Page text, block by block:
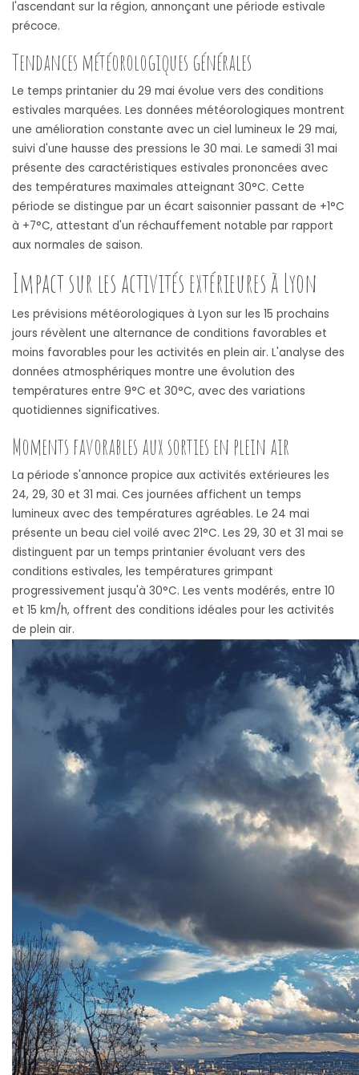
l'ascendant sur la région, annonçant une période estivale
précoce.
Tendances météorologiques générales
Le temps printanier du 29 mai évolue vers des conditions
estivales marquées. Les données météorologiques montrent
une amélioration constante avec un ciel lumineux le 29 mai,
suivi d'une hausse des pressions le 30 mai. Le samedi 31 mai
présente des caractéristiques estivales prononcées avec
des températures maximales atteignant 30°C. Cette
période se distingue par un écart saisonnier passant de +1°C
à +7°C, attestant d'un réchauffement notable par rapport
aux normales de saison.
Impact sur les activités extérieures à Lyon
Les prévisions météorologiques à Lyon sur les 15 prochains
jours révèlent une alternance de conditions favorables et
moins favorables pour les activités en plein air. L'analyse des
données atmosphériques montre une évolution des
températures entre 9°C et 30°C, avec des variations
quotidiennes significatives.
Moments favorables aux sorties en plein air
La période s'annonce propice aux activités extérieures les
24, 29, 30 et 31 mai. Ces journées affichent un temps
lumineux avec des températures agréables. Le 24 mai
présente un beau ciel voilé avec 21°C. Les 29, 30 et 31 mai se
distinguent par un temps printanier évoluant vers des
conditions estivales, les températures grimpant
progressivement jusqu'à 30°C. Les vents modérés, entre 10
et 15 km/h, offrent des conditions idéales pour les activités
de plein air.